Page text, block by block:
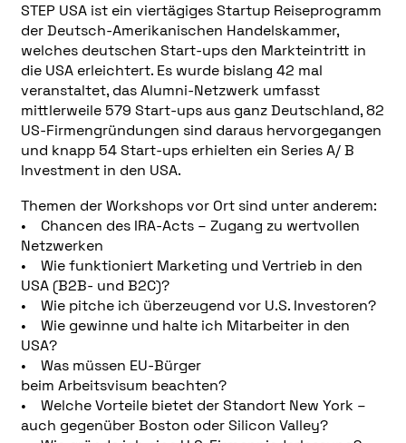
STEP USA ist ein viertägiges Startup Reiseprogramm
der Deutsch-Amerikanischen Handelskammer,
welches deutschen Start-ups den Markteintritt in
die USA erleichtert. Es wurde bislang 42 mal
veranstaltet, das Alumni-Netzwerk umfasst
mittlerweile 579 Start-ups aus ganz Deutschland, 82
US-Firmengründungen sind daraus hervorgegangen
und knapp 54 Start-ups erhielten ein Series A/ B
Investment in den USA.
Themen der Workshops vor Ort sind unter anderem:
• Chancen des IRA-Acts – Zugang zu wertvollen
Netzwerken
• Wie funktioniert Marketing und Vertrieb in den
USA (B2B- und B2C)?
• Wie pitche ich überzeugend vor U.S. Investoren?
• Wie gewinne und halte ich Mitarbeiter in den
USA?
• Was müssen EU-Bürger
beim Arbeitsvisum beachten?
• Welche Vorteile bietet der Standort New York –
auch gegenüber Boston oder Silicon Valley?